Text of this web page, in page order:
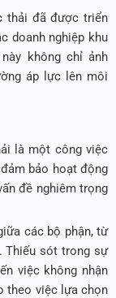
thải đã được triển
doanh nghiệp khu
không chỉ ảnh
áp lực lên môi
là một công việc
bảo hoạt động
đề nghiêm trọng
các bộ phận, từ
Thiếu sót trong sự
việc không nhận
theo việc lựa chọn